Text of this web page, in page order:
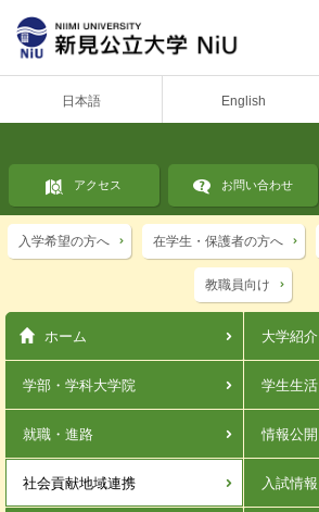
日本語 English
アクセス お問い合わせ
入学希望の方へ 在学生・保護者の方へ
教職員向け
ホーム 大学紹介
学部・学科大学院 学生生活
就職・進路 情報公開
社会貢献地域連携 入試情報